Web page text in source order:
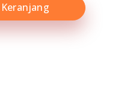
Keranjang